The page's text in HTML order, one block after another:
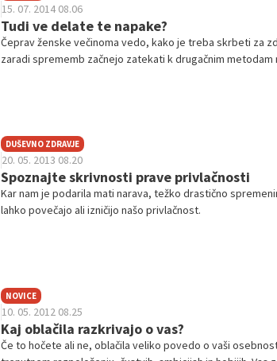
15. 07. 2014 08.06
Tudi ve delate te napake?
Čeprav ženske večinoma vedo, kako je treba skrbeti za
zaradi sprememb začnejo zatekati k drugačnim
DUŠEVNO ZDRAVJE
20. 05. 2013 08.20
Spoznajte skrivnosti prave privlačnosti
Kar nam je podarila mati narava, težko drastično
lahko povečajo ali izničijo našo privlačnost.
NOVICE
10. 05. 2012 08.25
Kaj oblačila razkrivajo o vas?
Če to hočete ali ne, oblačila veliko povedo o vaši